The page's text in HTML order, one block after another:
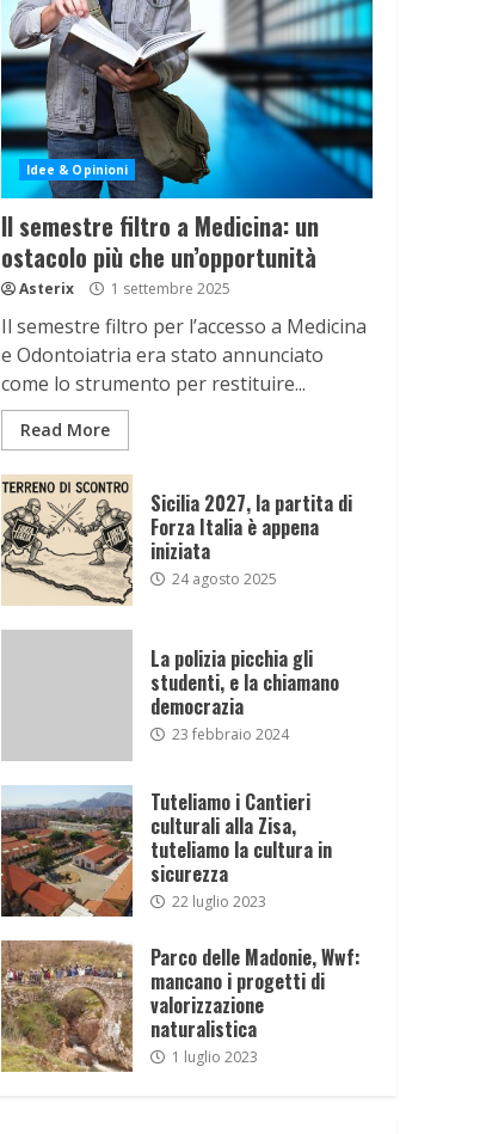
Idee & Opinioni
Il semestre filtro a Medicina: un
ostacolo più che un’opportunità
Asterix 1 settembre 2025
Il semestre filtro per l’accesso a Medicina
e Odontoiatria era stato annunciato
come lo strumento per restituire...
Read More
Sicilia 2027, la partita di
Forza Italia è appena
iniziata
24 agosto 2025
La polizia picchia gli
studenti, e la chiamano
democrazia
23 febbraio 2024
Tuteliamo i Cantieri
culturali alla Zisa,
tuteliamo la cultura in
sicurezza
22 luglio 2023
Parco delle Madonie, Wwf:
mancano i progetti di
valorizzazione
naturalistica
1 luglio 2023